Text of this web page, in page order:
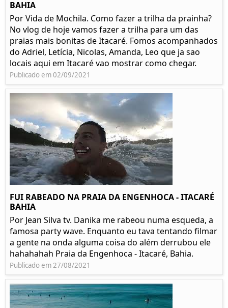
BAHIA
Por Vida de Mochila. Como fazer a trilha da prainha?
No vlog de hoje vamos fazer a trilha para um das
praias mais bonitas de Itacaré. Fomos acompanhados
do Adriel, Letícia, Nicolas, Amanda, Leo que ja sao
locais aqui em Itacaré vao mostrar como chegar.
Publicado em 02/09/2021
FUI RABEADO NA PRAIA DA ENGENHOCA - ITACARÉ
BAHIA
Por Jean Silva tv. Danika me rabeou numa esqueda, a
famosa party wave. Enquanto eu tava tentando filmar
a gente na onda alguma coisa do além derrubou ele
hahahahah Praia da Engenhoca - Itacaré, Bahia.
Publicado em 27/08/2021